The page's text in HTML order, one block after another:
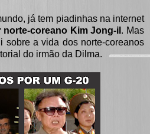
já tem piadinhas na internet
coreano Kim Jong-il . Mas
sobre a vida dos norte-coreanos
do irmão da Dilma.